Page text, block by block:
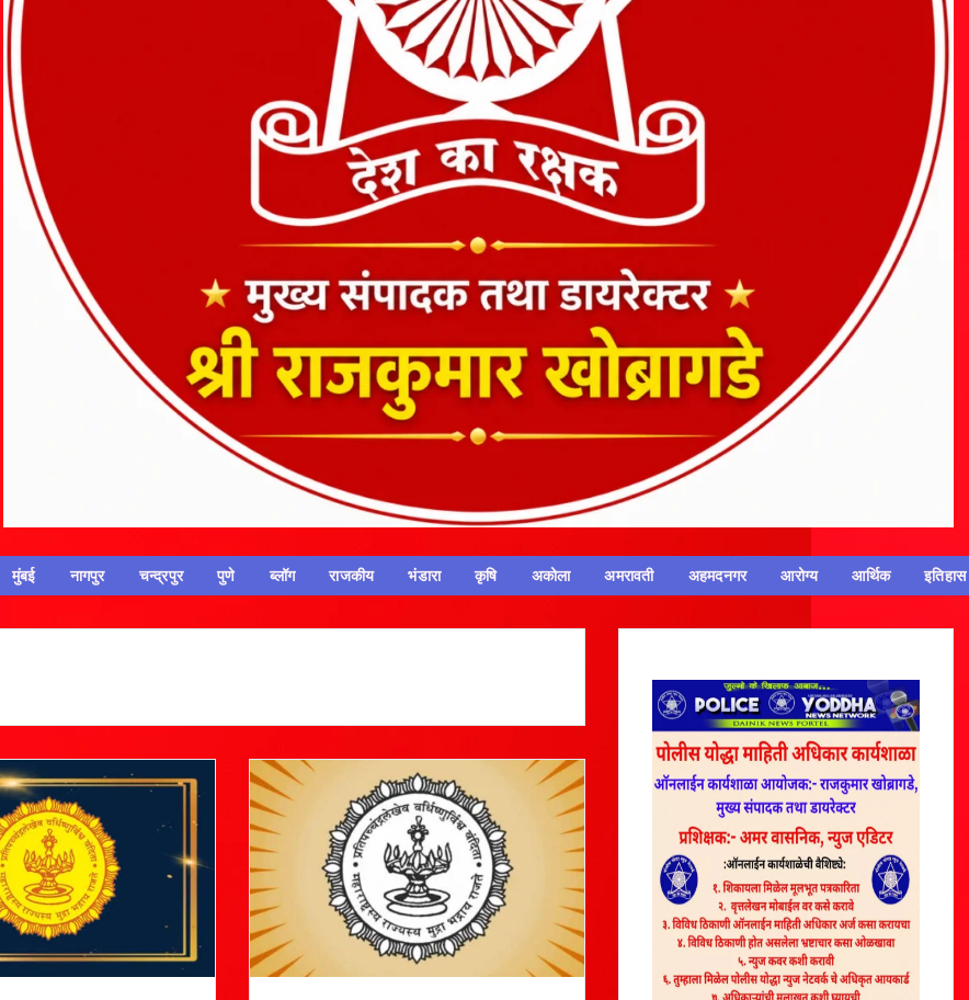
मुंबई नागपुर चन्द्रपुर पुणे ब्लॉग राजकीय भंडारा कृषि अकोला अमरावती अहमदनगर आरोग्य आर्थिक इतिहास